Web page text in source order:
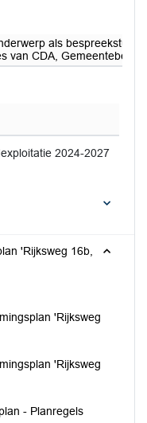
als bespreekstuk
van CDA,
2024-2027
'Rijksweg 16b,
'Rijksweg
'Rijksweg
- Planregels